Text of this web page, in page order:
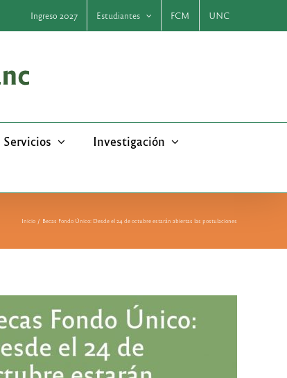
Ingreso 2027 Estudiantes FCM UNC
Servicios Investigación
Inicio Becas Fondo Único: Desde el 24 de octubre estarán abiertas las postulaciones